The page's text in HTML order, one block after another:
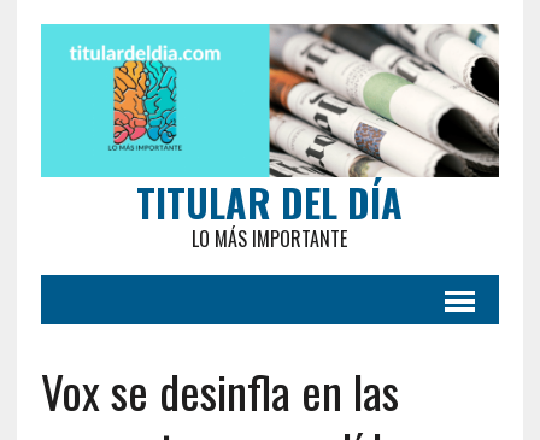
TITULAR DEL DÍA
LO MÁS IMPORTANTE
Vox se desinfla en las